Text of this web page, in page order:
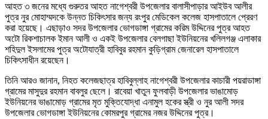
আহত ৩ জনের মধ্যে গুরুতর আহত নাগেশ্বরী উপজেলার বালাসীপাড়ার আইউব আলীর
পুত্র নুর মোহাম্মদকে উন্নত চিকিৎসার জন্য রংপুর মেডিকেল কলেজ হাসপাতালে প্রেরণ
করা হয়েছে। এছাড়াও সদর উপজেলার ভোগডাঙ্গা গ্রামের করিম উদ্দিনের পুত্র আহত
অটো রিকশাচালক ইমান আলী ও একই উপজেলার বেলগাছা ইউনিয়নের খলিলগঞ্জ এলাকার
শহিদুল ইসলামের পুত্র অটোযাত্রী হাবিবুর রহমান কুড়িগ্রাম জেনারেল হাসপাতালে
চিকিৎসাধীন রয়েছেন।
তিনি আরও জানান, নিহত কলেজছাত্র হাবিবুল্লাহ নাগেশ্বরী উপজেলার কাচারী পয়রাডাঙ্গা
গ্রামের মাসুদুর রহমান বাবলুর ছেলে। রাবেয়া খাতুন ফুলবাড়ী উপজেলার ভাঙামোড়
ইউনিয়নের ভাঙামোড় গ্রামের মৃত মুক্তিযোদ্ধা এনামুল হকের স্ত্রী ও নুর আলী সদর
উপজেলার ভোগডাঙ্গা ইউনিয়নের কোমরপুর গ্রামের নজর উদ্দিনের পুত্র।